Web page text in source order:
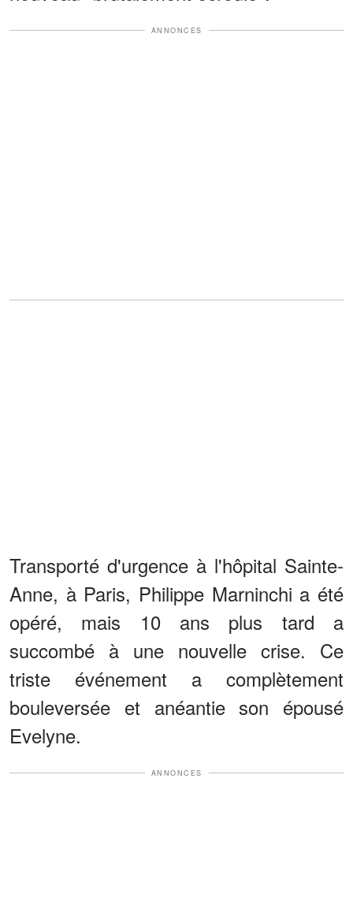
ANNONCES
Transporté d'urgence à l'hôpital Sainte-
Anne, à Paris, Philippe Marninchi a été
opéré, mais 10 ans plus tard a
succombé à une nouvelle crise. Ce
triste événement a complètement
bouleversée et anéantie son épousé
Evelyne.
ANNONCES